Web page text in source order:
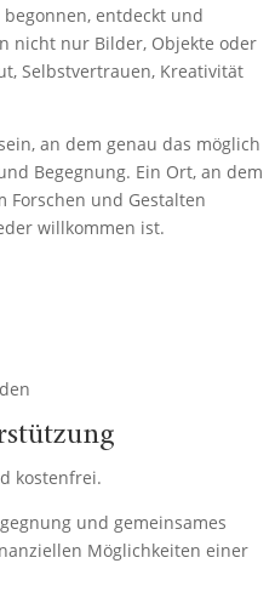
entdeckt und
nicht nur Bilder, Objekte oder
Selbstvertrauen, Kreativität
an dem genau das möglich
Begegnung. Ein Ort, an dem
und Gestalten
willkommen ist.
kostenfrei.
und gemeinsames
Möglichkeiten einer